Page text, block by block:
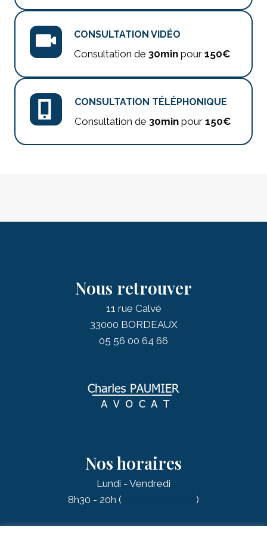
CONSULTATION VIDÉO
Consultation de 30min pour 150€
CONSULTATION TÉLÉPHONIQUE
Consultation de 30min pour 150€
Nous retrouver
11 rue Calvé
33000 BORDEAUX
05 56 00 64 66
Nos horaires
Lundi - Vendredi
8h30 - 20h (
)